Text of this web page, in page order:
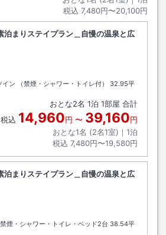
税込 7,480円〜20,100円
まりステイプラン＿自慢の温泉と広
ウト
ン （禁煙・シャワー・トイレ付）
32.95平
おとな2名 1泊 1部屋 合計
税込 14,960円 〜 39,160円
おとな1名 (2名1室)｜ 1泊
税込 7,480円〜19,580円
まりステイプラン＿自慢の温泉と広
ウト
禁煙・シャワー・トイレ・ベッド2台 38.54平